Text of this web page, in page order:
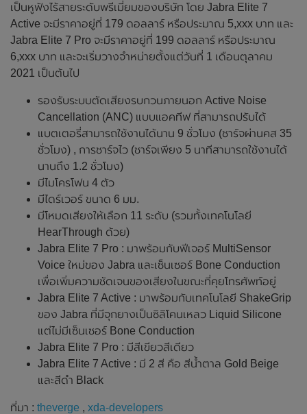
เป็นหูฟังไร้สายระดับพรีเมี่ยมของบริษัท โดย Jabra Elite 7
Active จะมีราคาอยู่ที่ 179 ดอลลาร์ หรือประมาณ 5,xxx บาท และ
Jabra Elite 7 Pro จะมีราคาอยู่ที่ 199 ดอลลาร์ หรือประมาณ
6,xxx บาท และจะเริ่มวางจำหน่ายตั้งแต่วันที่ 1 เดือนตุลาคม
2021 เป็นต้นไป
รองรับระบบตัดเสียงรบกวนภายนอก Active Noise
Cancellation (ANC) แบบแอคทีฟ ที่สามารถปรับได้
แบตเตอรี่สามารถใช้งานได้นาน 9 ชั่วโมง (ชาร์จผ่านคส 35
ชั่วโมง) , การชาร์จไว (ชาร์จเพียง 5 นาทีสามารถใช้งานได้
นานถึง 1.2 ชั่วโมง)
มีไมโครโฟน 4 ตัว
มีไดร์เวอร์ ขนาด 6 มม.
มีโหมดเสียงให้เลือก 11 ระดับ (รวมทั้งเทคโนโลยี
HearThrough ด้วย)
Jabra Elite 7 Pro : มาพร้อมกับฟีเจอร์ MultiSensor
Voice ใหม่ของ Jabra และเซ็นเซอร์ Bone Conduction
เพื่อเพิ่มความชัดเจนของเสียงในขณะที่คุยโทรศัพท์อยู่
Jabra Elite 7 Active : มาพร้อมกับเทคโนโลยี ShakeGrip
ของ Jabra ที่มีจุกยางเป็นซิลิโคนเหลว Liquid Silicone
แต่ไม่มีเซ็นเซอร์ Bone Conduction
Jabra Elite 7 Pro : มีสีเขียวสีเดียว
Jabra Elite 7 Active : มี 2 สี คือ สีน้ำตาล Gold Beige
และสีดำ Black
ที่มา : theverge , xda-developers